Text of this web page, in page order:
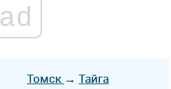
ad
Томск → Тайга